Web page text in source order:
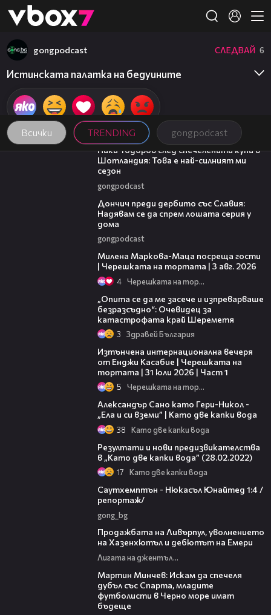
👾
Всички TRENDING gongpodcast
gongpodcast СЛЕДВАЙ 6
Истинската палатка на бедуините
17:33
Ники Тодоров след спечелената купа в
Шотландия: Това е най-силният ми
сезон
gongpodcast
Дончич преди дербито със Славия:
Надявам се да спрем лошата серия у
дома
gongpodcast
Милена Маркова-Маца посреща гости
| Черешката на тортата | 3 авг. 2026
4 Черешката на тортата
„Опита се да ме засече и изпреварваше
безразсъдно“: Очевидец за
катастрофата край Шереметя
3 Здравей България
Изтънчена интернационална вечеря
от Енджи Касабие | Черешката на
тортата | 31 юли 2026 | Част 1
5 Черешката на тортата
Александър Сано като Гери-Никол -
„Ела и си вземи” | Като две капки вода
38 Като две капки вода
Резултати и нови предизвикателства
в „Като две капки вода” (28.02.2022)
17 Като две капки вода
Саутхемптън - Нюкасъл Юнайтед 1:4 /
репортаж/
gong_bg
Продажбата на Ливърпул, уволнението
на Хазенхютъл и дебютът на Емери
Лигата на джентълмените
Мартин Минчев: Искам да спечеля
дубъл със Спарта, младите
футболисти в Черно море имат
бъдеще